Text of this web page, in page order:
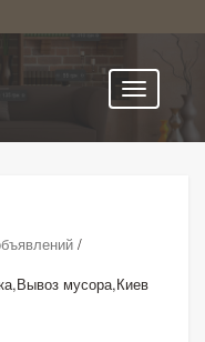
/
мусора,Киев